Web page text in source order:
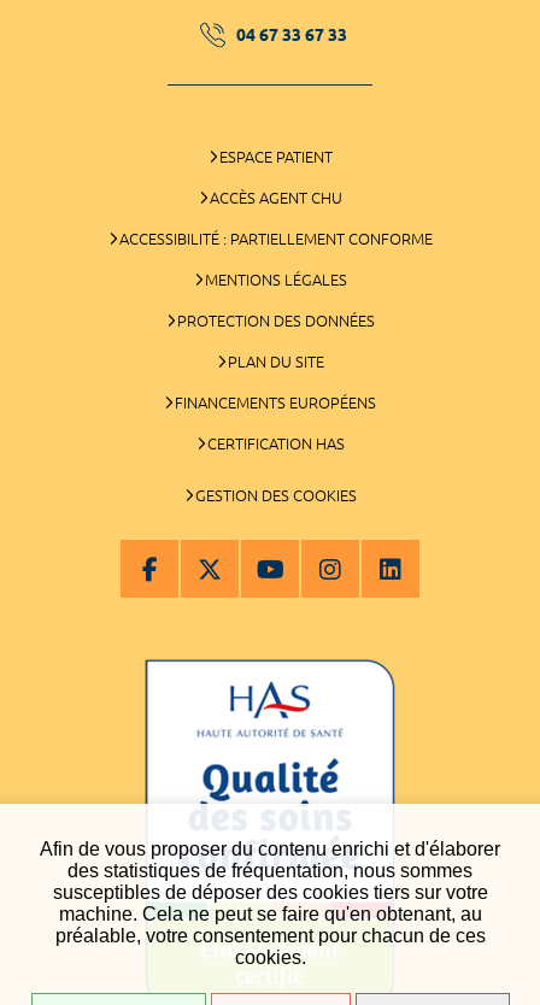
Afin de vous proposer du contenu enrichi et d'élaborer
des statistiques de fréquentation, nous sommes
susceptibles de déposer des cookies tiers sur votre
machine. Cela ne peut se faire qu'en obtenant, au
préalable, votre consentement pour chacun de ces
cookies.
04 67 33 67 33
ESPACE PATIENT
ACCÈS AGENT CHU
ACCESSIBILITÉ : PARTIELLEMENT CONFORME
MENTIONS LÉGALES
PROTECTION DES DONNÉES
PLAN DU SITE
FINANCEMENTS EUROPÉENS
CERTIFICATION HAS
GESTION DES COOKIES